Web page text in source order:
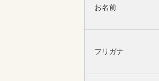
お名前
フリガナ